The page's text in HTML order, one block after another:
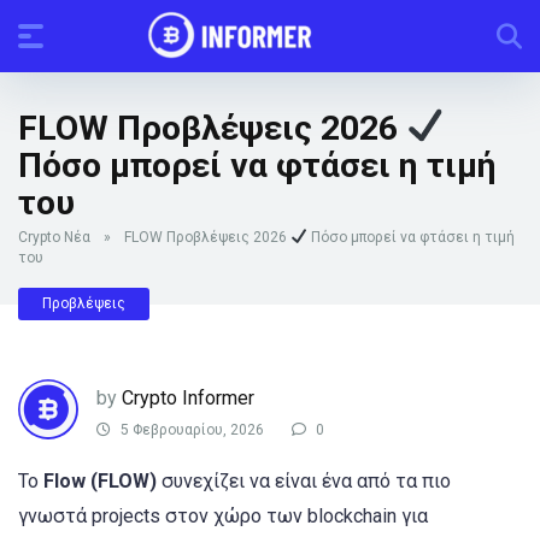
FLOW Προβλέψεις 2026
Πόσο μπορεί να φτάσει η τιμή
του
Crypto Νέα » FLOW Προβλέψεις 2026
Πόσο μπορεί να φτάσει η τιμή
του
Προβλέψεις
by Crypto Informer
5 Φεβρουαρίου, 2026 0
Το Flow (FLOW) συνεχίζει να είναι ένα από τα πιο
γνωστά projects στον χώρο των blockchain για